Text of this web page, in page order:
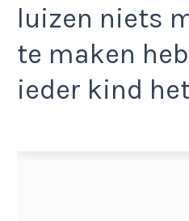
luizen niets
te maken
ieder kind